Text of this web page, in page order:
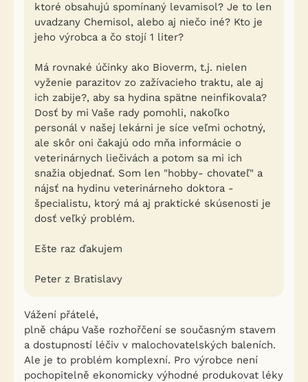
ktoré obsahujú spomínaný levamisol? Je to len
uvadzany Chemisol, alebo aj niečo iné? Kto je
jeho výrobca a čo stojí 1 liter?
Má rovnaké účinky ako Bioverm, t.j. nielen
vyženie parazitov zo zažívacieho traktu, ale aj
ich zabije?, aby sa hydina spätne neinfikovala?
Dosť by mi Vaše rady pomohli, nakoľko
personál v našej lekárni je síce veľmi ochotný,
ale skôr oni čakajú odo mňa informácie o
veterinárnych liečivách a potom sa mi ich
snažia objednať. Som len "hobby- chovateľ" a
nájsť na hydinu veterinárneho doktora -
špecialistu, ktorý má aj praktické skúsenosti je
dosť veľký problém.
Ešte raz ďakujem
Peter z Bratislavy
Vážení přátelé,
plně chápu Vaše rozhořčení se současným stavem
a dostupností léčiv v malochovatelských baleních.
Ale je to problém komplexní. Pro výrobce není
pochopitelně ekonomicky výhodné produkovat léky